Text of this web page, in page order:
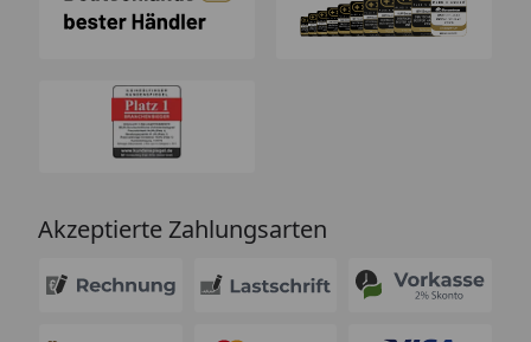
Akzeptierte Zahlungsarten